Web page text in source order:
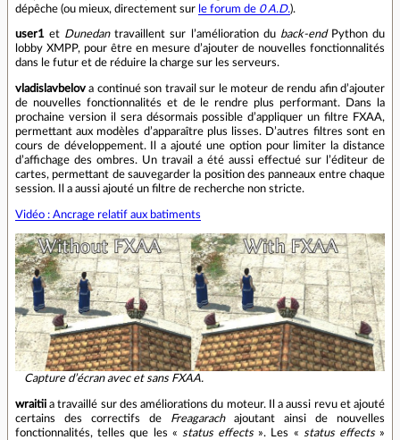
dépêche (ou mieux, directement sur le forum de 0 A.D.).
user1 et Dunedantravaillent sur l’amélioration du back‑endPython du
lobby XMPP, pour être en mesure d’ajouter de nouvelles fonctionnalités
dans le futur et de réduire la charge sur les serveurs.
vladislavbelov a continué son travail sur le moteur de rendu afin d’ajouter
de nouvelles fonctionnalités et de le rendre plus performant. Dans la
prochaine version il sera désormais possible d’appliquer un filtre FXAA,
permettant aux modèles d’apparaître plus lisses. D’autres filtres sont en
cours de développement. Il a ajouté une option pour limiter la distance
d’affichage des ombres. Un travail a été aussi effectué sur l’éditeur de
cartes, permettant de sauvegarder la position des panneaux entre chaque
session. Il a aussi ajouté un filtre de recherche non stricte.
Vidéo : Ancrage relatif aux batiments
Capture d’écran avec et sans FXAA.
wraitii a travaillé sur des améliorations du moteur. Il a aussi revu et ajouté
certains des correctifs de Freagarachajoutant ainsi de nouvelles
fonctionnalités, telles que les « status effects». Les « status effects»